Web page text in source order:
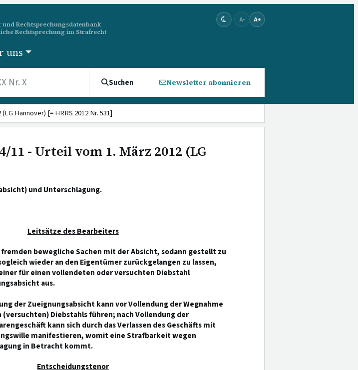
Rechtsprechungsdatenbank
Rechtsprechung im Strafrecht
A- A+
uns
Suchen Newsletter abonnieren
Hannover) [= HRRS 2012 Nr. 531]
11 - Urteil vom 1. März 2012 (LG
und Unterschlagung.
Leitsätze des Bearbeiters
fremden bewegliche Sachen mit der Absicht, sodann gestellt zu
wieder an den Eigentümer zurückgelangen zu lassen,
für einen vollendeten oder versuchten Diebstahl
aus.
der Zueignungsabsicht kann vor Vollendung der Wegnahme
Diebstahls führen; nach Vollendung der
kann sich durch das Verlassen des Geschäfts mit
manifestieren, womit eine Strafbarkeit wegen
in Betracht kommt.
Entscheidungstenor